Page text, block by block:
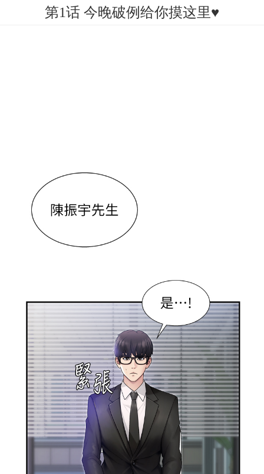
第1话 今晚破例给你摸这里♥